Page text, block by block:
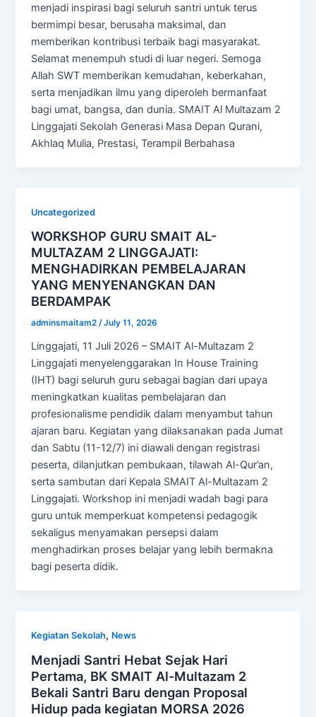
menjadi inspirasi bagi seluruh santri untuk terus
bermimpi besar, berusaha maksimal, dan
memberikan kontribusi terbaik bagi masyarakat.
Selamat menempuh studi di luar negeri. Semoga
Allah SWT memberikan kemudahan, keberkahan,
serta menjadikan ilmu yang diperoleh bermanfaat
bagi umat, bangsa, dan dunia. SMAIT Al Multazam 2
Linggajati Sekolah Generasi Masa Depan Qurani,
Akhlaq Mulia, Prestasi, Terampil Berbahasa
Uncategorized
WORKSHOP GURU SMAIT AL-
MULTAZAM 2 LINGGAJATI:
MENGHADIRKAN PEMBELAJARAN
YANG MENYENANGKAN DAN
BERDAMPAK
adminsmaitam2/July 11, 2026
Linggajati, 11 Juli 2026 – SMAIT Al-Multazam 2
Linggajati menyelenggarakan In House Training
(IHT) bagi seluruh guru sebagai bagian dari upaya
meningkatkan kualitas pembelajaran dan
profesionalisme pendidik dalam menyambut tahun
ajaran baru. Kegiatan yang dilaksanakan pada Jumat
dan Sabtu (11-12/7) ini diawali dengan registrasi
peserta, dilanjutkan pembukaan, tilawah Al-Qur’an,
serta sambutan dari Kepala SMAIT Al-Multazam 2
Linggajati. Workshop ini menjadi wadah bagi para
guru untuk memperkuat kompetensi pedagogik
sekaligus menyamakan persepsi dalam
menghadirkan proses belajar yang lebih bermakna
bagi peserta didik.
Kegiatan Sekolah, News
Menjadi Santri Hebat Sejak Hari
Pertama, BK SMAIT Al-Multazam 2
Bekali Santri Baru dengan Proposal
Hidup pada kegiatan MORSA 2026